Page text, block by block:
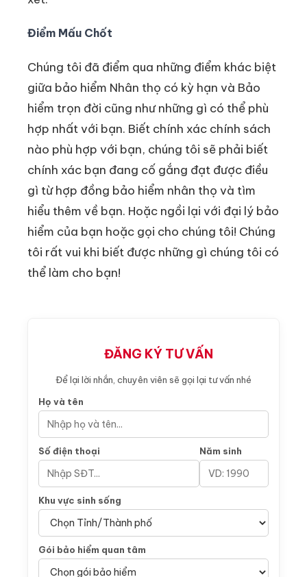
Điểm Mấu Chốt
Chúng tôi đã điểm qua những điểm khác biệt
giữa bảo hiểm Nhân thọ có kỳ hạn và Bảo
hiểm trọn đời cũng như những gì có thể phù
hợp nhất với bạn. Biết chính xác chính sách
nào phù hợp với bạn, chúng tôi sẽ phải biết
chính xác bạn đang cố gắng đạt được điều
gì từ hợp đồng bảo hiểm nhân thọ và tìm
hiểu thêm về bạn. Hoặc ngồi lại với đại lý bảo
hiểm của bạn hoặc gọi cho chúng tôi! Chúng
tôi rất vui khi biết được những gì chúng tôi có
thể làm cho bạn!
ĐĂNG KÝ TƯ VẤN
Để lại lời nhắn, chuyên viên sẽ gọi lại tư vấn nhé
Họ và tên
Số điện thoại Năm sinh
Khu vực sinh sống
Gói bảo hiểm quan tâm